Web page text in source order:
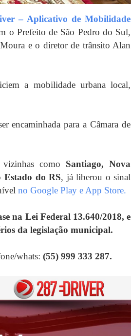
– Aplicativo de Mobilidade
o Prefeito de São Pedro do Sul,
e o diretor de trânsito Alan
a mobilidade urbana local,
encaminhada para a Câmara de
como Santiago, Nova
Estado do RS, já liberou o sinal
no Google Play e App Store.
na Lei Federal 13.640/2018, e
da legislação municipal.
whats: (55) 999 333 287.